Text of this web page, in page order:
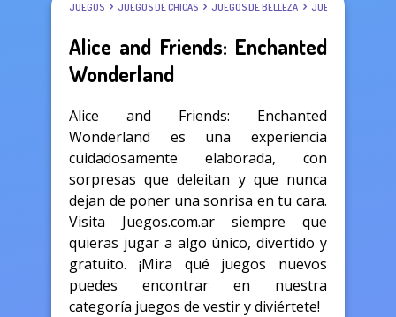
JUEGOS JUEGOS DE CHICAS JUEGOS DE BELLEZA JUEGOS DE VESTIR
Alice and Friends: Enchanted
Wonderland
Alice and Friends: Enchanted
Wonderland es una experiencia
cuidadosamente elaborada, con
sorpresas que deleitan y que nunca
dejan de poner una sonrisa en tu cara.
Visita Juegos.com.ar siempre que
quieras jugar a algo único, divertido y
gratuito. ¡Mira qué juegos nuevos
puedes encontrar en nuestra
categoría juegos de vestir y diviértete!